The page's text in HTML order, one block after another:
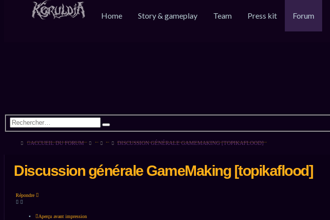
Home Story & gameplay Team Press kit Forum
ACCUEIL DU FORUM DISCUSSION GÉNÉRALE GAMEMAKING [TOPIKAFLOOD]
Discussion générale GameMaking [topikaflood]
Répondre
Aperçu avant impression